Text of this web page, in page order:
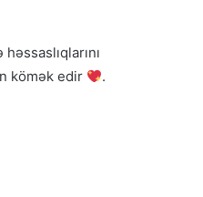
kömək edir .